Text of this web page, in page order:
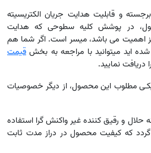
و قابلیت هدایت جریان الکتریسیته
در پوشش کلیه سطوحی که هدایت
اهمیت می باشد، میسر است. اگر شما هم
اید میتوانید با مراجعه به بخش قیمت
دریافت نمایید.
مطلوب این محصول، از دیگر خصوصیات
و رقیق کننده غیر واکنش گرا استفاده
که کیفیت محصول در دراز مدت ثابت